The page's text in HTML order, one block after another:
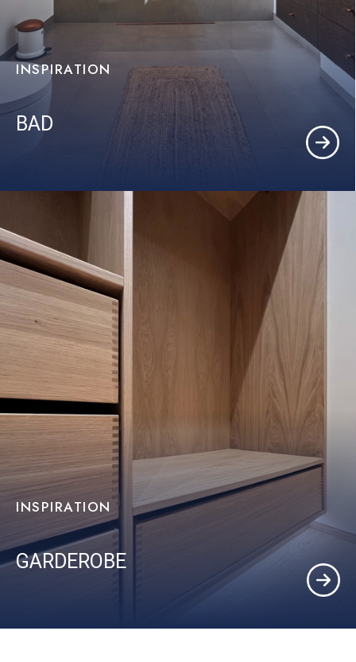
INSPIRATION
BAD
INSPIRATION
GARDEROBE